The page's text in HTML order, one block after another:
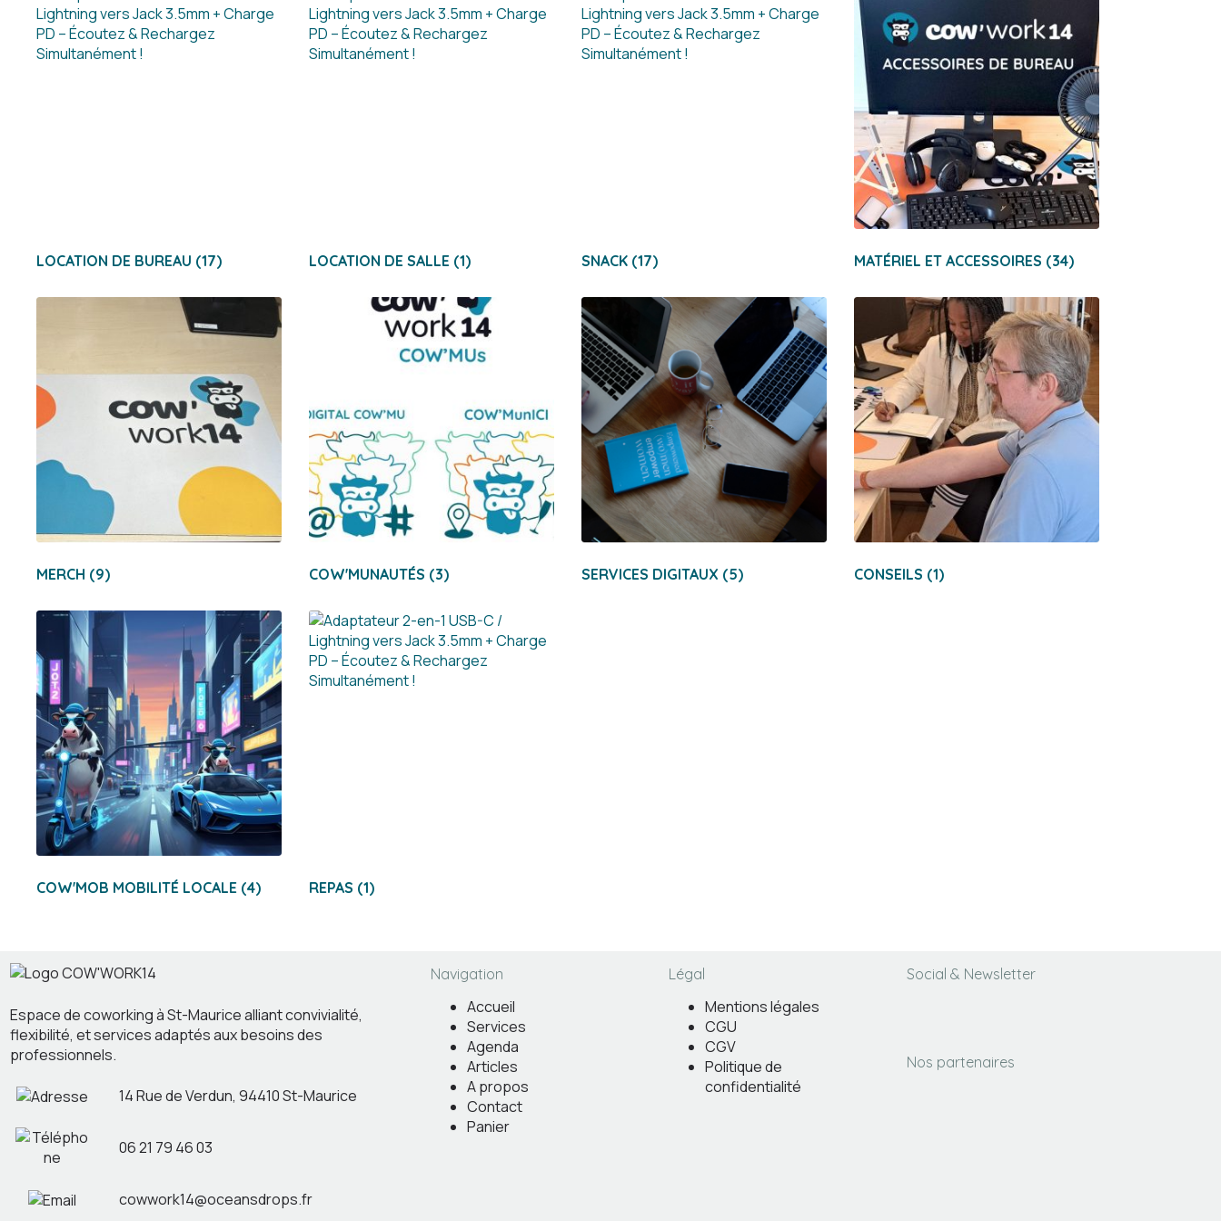
LOCATION DE BUREAU (17) LOCATION DE SALLE (1) SNACK (17) MATÉRIEL ET ACCESSOIRES (34)
MERCH (9) COW'MUNAUTÉS (3) SERVICES DIGITAUX (5) CONSEILS (1)
COW'MOB MOBILITÉ LOCALE (4) REPAS (1)
Espace de coworking à St-Maurice alliant convivialité,
flexibilité, et services adaptés aux besoins des
professionnels.
14 Rue de Verdun, 94410 St-Maurice
06 21 79 46 03
cowwork14@oceansdrops.fr
Navigation
Accueil
Services
Agenda
Articles
A propos
Contact
Panier
Légal
Mentions légales
CGU
CGV
Politique de
confidentialité
Social & Newsletter
Nos partenaires